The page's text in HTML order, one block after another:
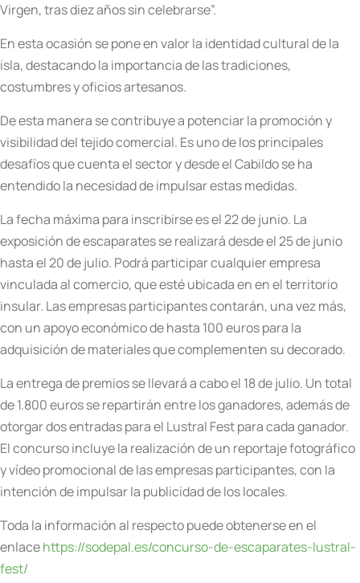
Virgen, tras diez años sin celebrarse”.
En esta ocasión se pone en valor la identidad cultural de la
isla, destacando la importancia de las tradiciones,
costumbres y oficios artesanos.
De esta manera se contribuye a potenciar la promoción y
visibilidad del tejido comercial. Es uno de los principales
desafíos que cuenta el sector y desde el Cabildo se ha
entendido la necesidad de impulsar estas medidas.
La fecha máxima para inscribirse es el 22 de junio. La
exposición de escaparates se realizará desde el 25 de junio
hasta el 20 de julio. Podrá participar cualquier empresa
vinculada al comercio, que esté ubicada en en el territorio
insular. Las empresas participantes contarán, una vez más,
con un apoyo económico de hasta 100 euros para la
adquisición de materiales que complementen su decorado.
La entrega de premios se llevará a cabo el 18 de julio. Un total
de 1.800 euros se repartirán entre los ganadores, además de
otorgar dos entradas para el Lustral Fest para cada ganador.
El concurso incluye la realización de un reportaje fotográfico
y vídeo promocional de las empresas participantes, con la
intención de impulsar la publicidad de los locales.
Toda la información al respecto puede obtenerse en el
enlacehttps://sodepal.es/concurso-de-escaparates-lustral-
fest/